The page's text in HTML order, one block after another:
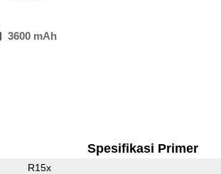
3600 mAh
Spesifikasi Primer
R15x